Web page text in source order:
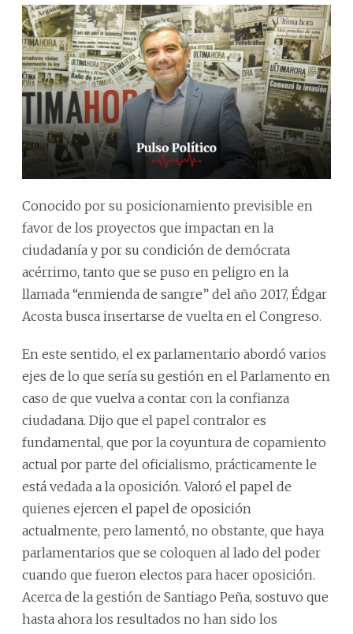
Conocido por su posicionamiento previsible en
favor de los proyectos que impactan en la
ciudadanía y por su condición de demócrata
acérrimo, tanto que se puso en peligro en la
llamada “enmienda de sangre” del año 2017, Édgar
Acosta busca insertarse de vuelta en el Congreso.
En este sentido, el ex parlamentario abordó varios
ejes de lo que sería su gestión en el Parlamento en
caso de que vuelva a contar con la confianza
ciudadana. Dijo que el papel contralor es
fundamental, que por la coyuntura de copamiento
actual por parte del oficialismo, prácticamente le
está vedada a la oposición. Valoró el papel de
quienes ejercen el papel de oposición
actualmente, pero lamentó, no obstante, que haya
parlamentarios que se coloquen al lado del poder
cuando que fueron electos para hacer oposición.
Acerca de la gestión de Santiago Peña, sostuvo que
hasta ahora los resultados no han sido los